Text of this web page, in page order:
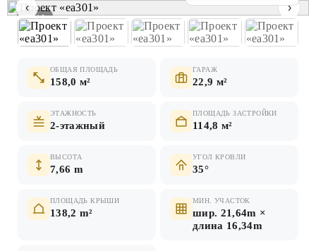
1 / 10
‹ ›
ОБЩАЯ ПЛОЩАДЬ
158,0 м²
ГАРАЖ
22,9 м²
ЭТАЖНОСТЬ
2-этажный
ПЛОЩАДЬ ЗАСТРОЙКИ
114,8 м²
ВЫСОТА
7,66 m
УГОЛ КРОВЛИ
35°
ПЛОЩАДЬ КРЫШИ
138,2 m²
МИН. УЧАСТОК
шир. 21,64m ×
длина 16,34m